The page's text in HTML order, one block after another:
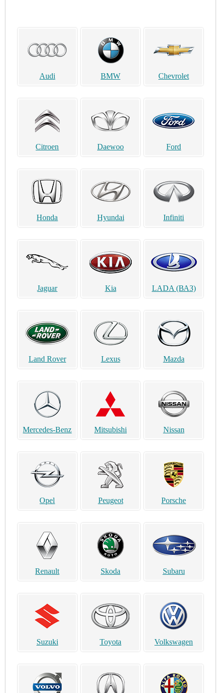
Audi BMW Chevrolet
Citroen Daewoo Ford
Honda Hyundai Infiniti
Jaguar Kia LADA (ВАЗ)
Land Rover Lexus Mazda
Mercedes-Benz Mitsubishi Nissan
Opel Peugeot Porsche
Renault Skoda Subaru
Suzuki Toyota Volkswagen